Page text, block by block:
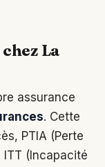
La
assurance
. Cette
PTIA (Perte
ITT (Incapacité